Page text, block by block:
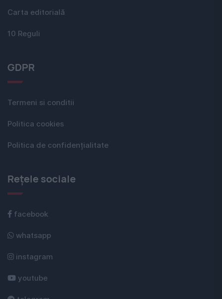
Carta editorială
10 Reguli
GDPR
Termeni si conditii
Politica cookies
Politica de confidențialitate
Rețele sociale
facebook
whatsapp
instagram
youtube